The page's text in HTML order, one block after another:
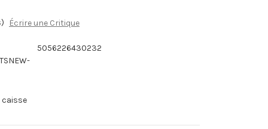
Écrire une Critique
5056226430232
caisse